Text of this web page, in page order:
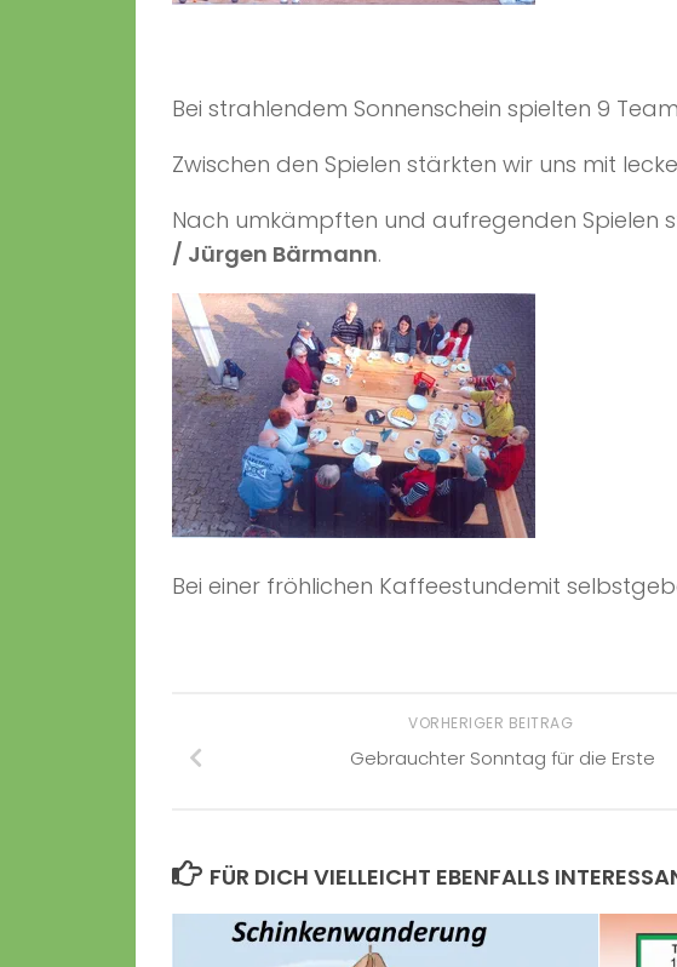
Bei strahlendem Sonnenschein spielten 9
Zwischen den Spielen stärkten wir uns mit
Nach umkämpften und aufregenden Spielen
/ Jürgen Bärmann.
Bei einer fröhlichen Kaffeestundemit
VORHERIGER BEITRAG
Gebrauchter Sonntag für die Erste
FÜR DICH VIELLEICHT EBENFALLS